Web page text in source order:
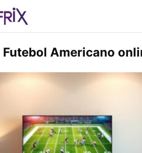
Futebol Americano